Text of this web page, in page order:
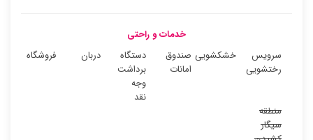
خدمات و راحتی
سرویس
رختشویی
خشکشویی صندوق
امانات
دستگاه
برداشت
وجه
نقد
دربان فروشگاه
منطقه
سیگار